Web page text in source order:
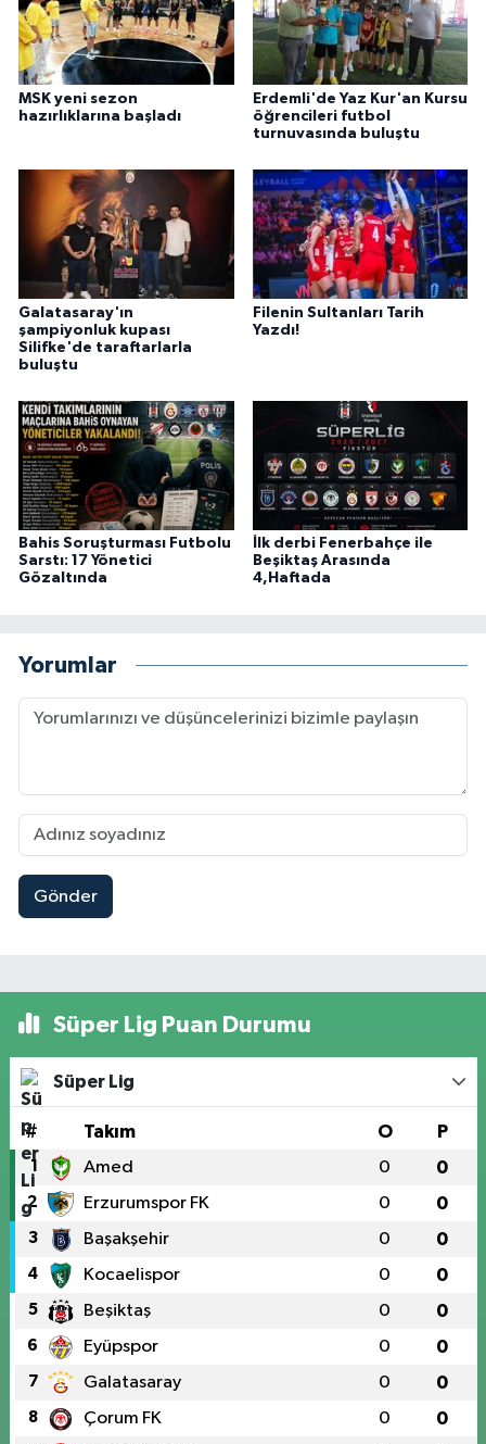
MSK yeni sezon
hazırlıklarına başladı
Erdemli'de Yaz Kur'an Kursu
öğrencileri futbol
turnuvasında buluştu
Galatasaray'ın
şampiyonluk kupası
Silifke'de taraftarlarla
buluştu
Filenin Sultanları Tarih
Yazdı!
Bahis Soruşturması Futbolu
Sarstı: 17 Yönetici
Gözaltında
İlk derbi Fenerbahçe ile
Beşiktaş Arasında
4,Haftada
Yorumlar
Gönder
Süper Lig Puan Durumu
Süper Lig
# Takım O P
1 Amed 0 0
2 Erzurumspor FK 0 0
3 Başakşehir 0 0
4 Kocaelispor 0 0
5 Beşiktaş 0 0
6 Eyüpspor 0 0
7 Galatasaray 0 0
8 Çorum FK 0 0